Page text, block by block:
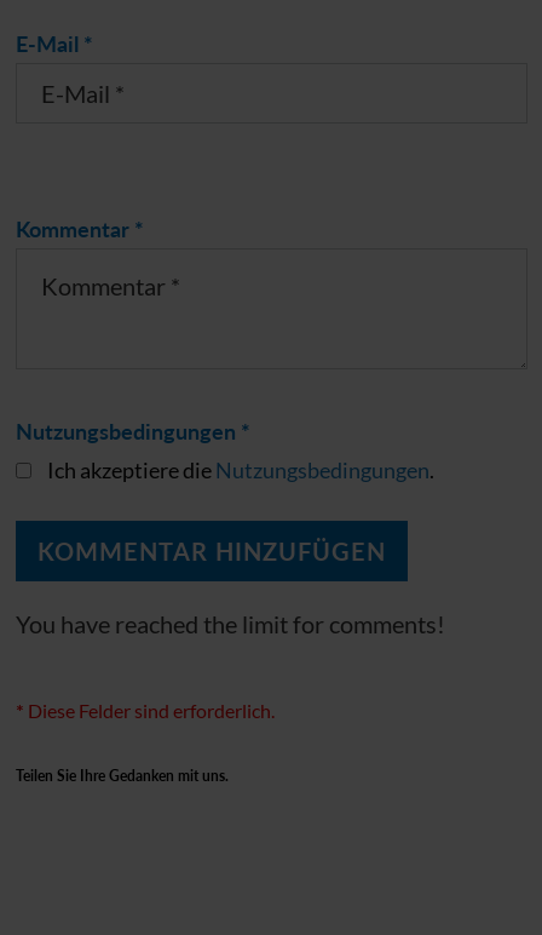
E-Mail *
Kommentar *
Nutzungsbedingungen *
Ich akzeptiere dieNutzungsbedingungen.
You have reached the limit for comments!
* Diese Felder sind erforderlich.
Teilen Sie Ihre Gedanken mit uns.